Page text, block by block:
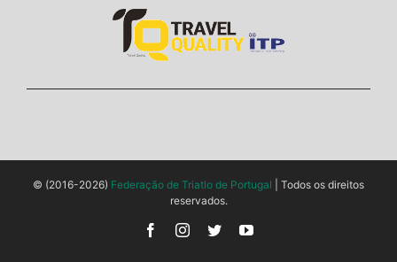
© (2016-2026) Federação de Triatlo de Portugal | Todos os direitos
reservados.
FacebookInstagram
TwitterYouTube